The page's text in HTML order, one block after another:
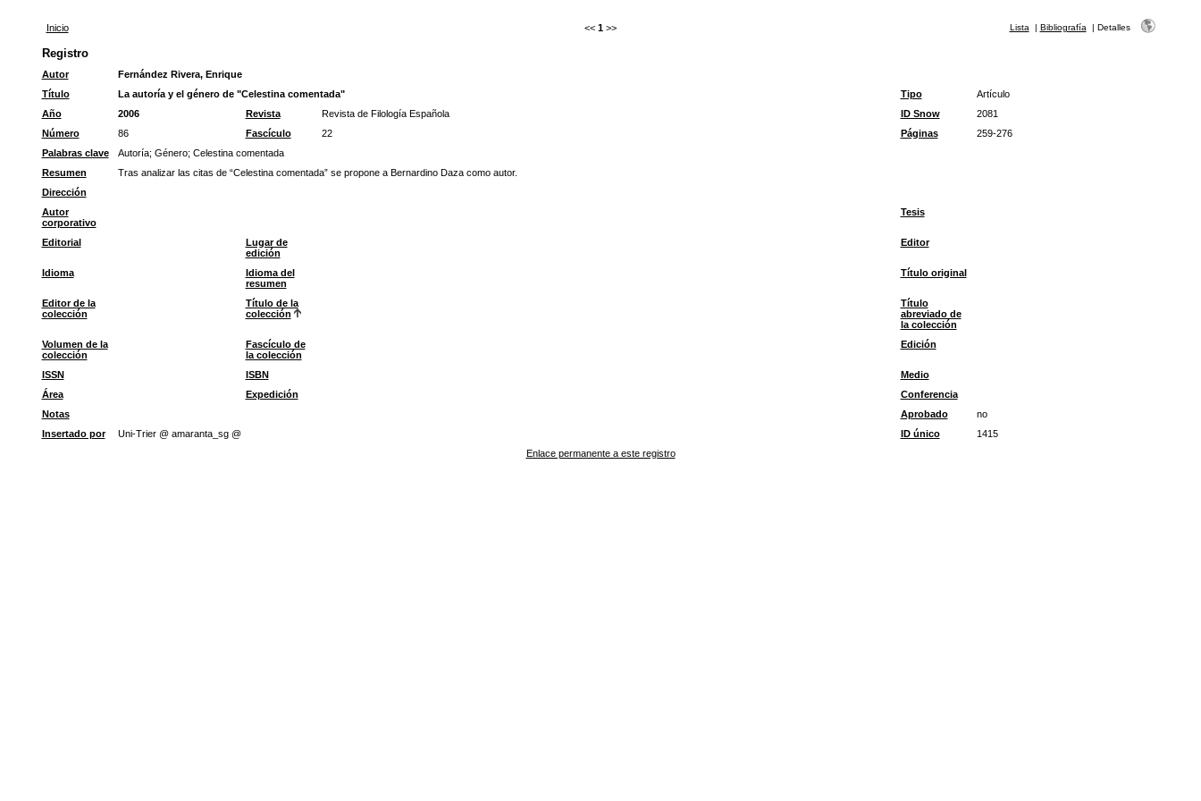
Inicio << 1 >> Lista | Bibliografía | Detalles
Registro
Autor
Fernández Rivera, Enrique
Título
La autoría y el género de "Celestina comentada" Tipo
Artículo
Año
2006 Revista Revista de Filología Española ID Snow
2081
Número
86 Fascículo 22 Páginas
259-276
Palabras clave
Autoría; Género; Celestina comentada
Resumen
Tras analizar las citas de “Celestina comentada” se propone a Bernardino Daza como autor.
Dirección
Autor
corporativo
Tesis
Editorial
Lugar de
edición
Editor
Idioma
Idioma del
resumen
Título original
Editor de la
colección
Título de la
colección
Título
abreviado de
la colección
Volumen de la
colección
Fascículo de
la colección
Edición
ISSN ISBN
Medio
Área
Expedición
Conferencia
Notas
Aprobado
no
Insertado por
Uni-Trier @ amaranta_sg @ ID único
1415
Enlace permanente a este registro